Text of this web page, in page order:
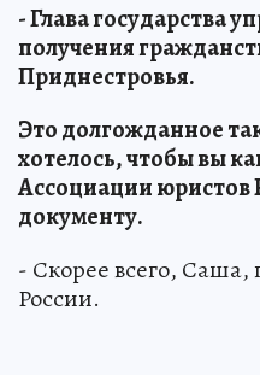
- Глава государства
получения
Приднестровья.
Это долгожданное
хотелось, чтобы вы
Ассоциации юристов
документу.
- Скорее всего, Саша,
России.